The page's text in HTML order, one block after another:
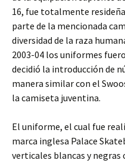
16, fue totalmente
parte de la mencionada
diversidad de la raza
2003-04 los uniformes
decidió la introducción de
manera similar con el
la camiseta juventina.
El uniforme, el cual fue
marca inglesa Palace
verticales blancas y